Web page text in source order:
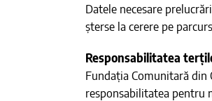
Datele necesare
șterse la cerere pe
Responsabilitatea
Fundația Comunitară din
responsabilitatea pentru